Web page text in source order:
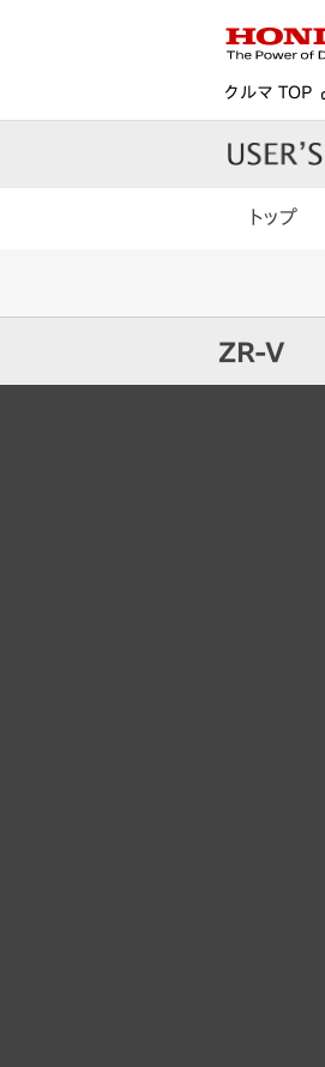
クルマ TOP
トップ
ZR-V